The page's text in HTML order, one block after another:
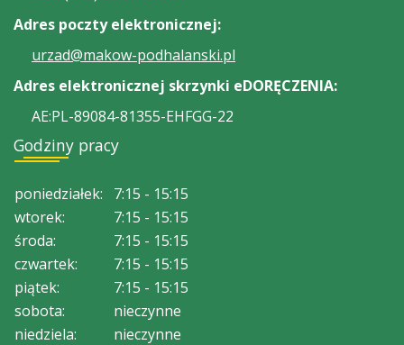
Adres poczty elektronicznej:
urzad@makow-podhalanski.pl
Adres elektronicznej skrzynki eDORĘCZENIA:
AE:PL-89084-81355-EHFGG-22
Godziny pracy
poniedziałek:
7:15 - 15:15
wtorek:
7:15 - 15:15
środa:
7:15 - 15:15
czwartek:
7:15 - 15:15
piątek:
7:15 - 15:15
sobota:
nieczynne
niedziela:
nieczynne